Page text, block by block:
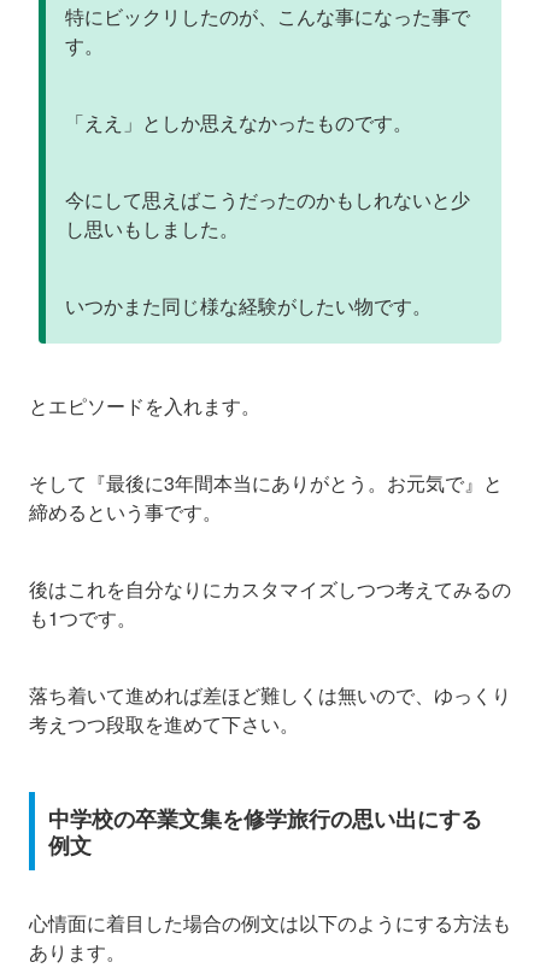
特にビックリしたのが、こんな事になった事で
す。
「ええ」としか思えなかったものです。
今にして思えばこうだったのかもしれないと少
し思いもしました。
いつかまた同じ様な経験がしたい物です。
とエピソードを入れます。
そして『最後に3年間本当にありがとう。お元気で』と
締めるという事です。
後はこれを自分なりにカスタマイズしつつ考えてみるの
も1つです。
落ち着いて進めれば差ほど難しくは無いので、ゆっくり
考えつつ段取を進めて下さい。
中学校の卒業文集を修学旅行の思い出にする
例文
心情面に着目した場合の例文は以下のようにする方法も
あります。